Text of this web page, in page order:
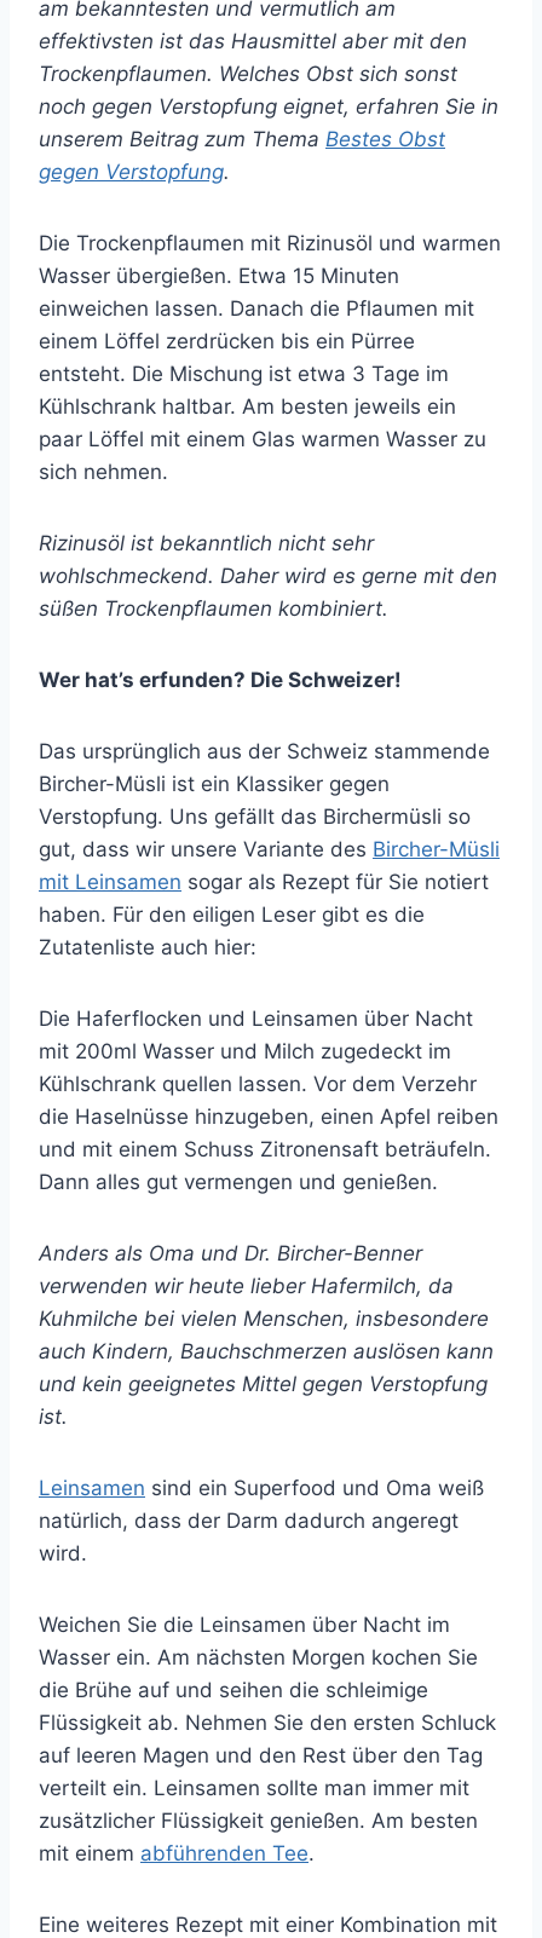
am bekanntesten und vermutlich am
effektivsten ist das Hausmittel aber mit den
Trockenpflaumen. Welches Obst sich sonst
noch gegen Verstopfung eignet, erfahren Sie in
unserem Beitrag zum Thema Bestes Obst
gegen Verstopfung.
Die Trockenpflaumen mit Rizinusöl und warmen
Wasser übergießen. Etwa 15 Minuten
einweichen lassen. Danach die Pflaumen mit
einem Löffel zerdrücken bis ein Pürree
entsteht. Die Mischung ist etwa 3 Tage im
Kühlschrank haltbar. Am besten jeweils ein
paar Löffel mit einem Glas warmen Wasser zu
sich nehmen.
Rizinusöl ist bekanntlich nicht sehr
wohlschmeckend. Daher wird es gerne mit den
süßen Trockenpflaumen kombiniert.
Wer hat’s erfunden? Die Schweizer!
Das ursprünglich aus der Schweiz stammende
Bircher-Müsli ist ein Klassiker gegen
Verstopfung. Uns gefällt das Birchermüsli so
gut, dass wir unsere Variante des Bircher-Müsli
mit Leinsamen sogar als Rezept für Sie notiert
haben. Für den eiligen Leser gibt es die
Zutatenliste auch hier:
Die Haferflocken und Leinsamen über Nacht
mit 200ml Wasser und Milch zugedeckt im
Kühlschrank quellen lassen. Vor dem Verzehr
die Haselnüsse hinzugeben, einen Apfel reiben
und mit einem Schuss Zitronensaft beträufeln.
Dann alles gut vermengen und genießen.
Anders als Oma und Dr. Bircher-Benner
verwenden wir heute lieber Hafermilch, da
Kuhmilche bei vielen Menschen, insbesondere
auch Kindern, Bauchschmerzen auslösen kann
und kein geeignetes Mittel gegen Verstopfung
ist.
Leinsamen sind ein Superfood und Oma weiß
natürlich, dass der Darm dadurch angeregt
wird.
Weichen Sie die Leinsamen über Nacht im
Wasser ein. Am nächsten Morgen kochen Sie
die Brühe auf und seihen die schleimige
Flüssigkeit ab. Nehmen Sie den ersten Schluck
auf leeren Magen und den Rest über den Tag
verteilt ein. Leinsamen sollte man immer mit
zusätzlicher Flüssigkeit genießen. Am besten
mit einem abführenden Tee.
Eine weiteres Rezept mit einer Kombination mit